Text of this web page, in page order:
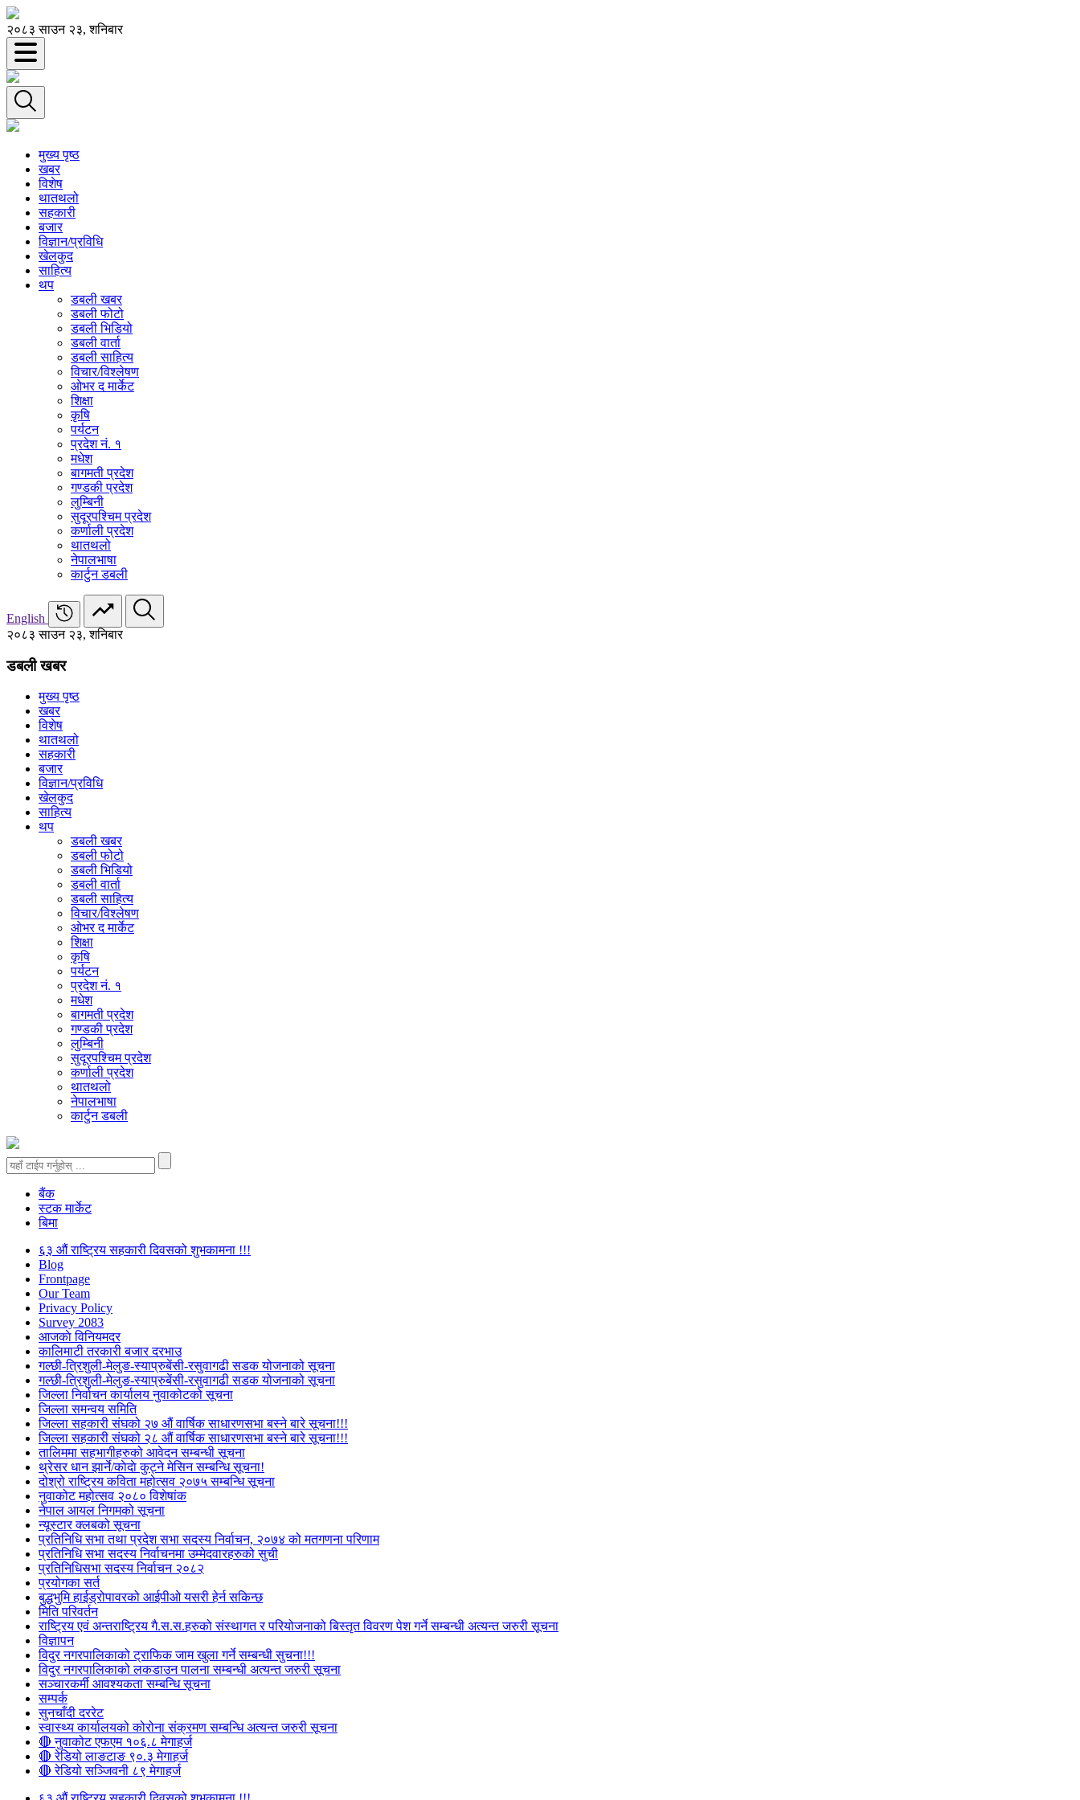
२०८३ साउन २३, शनिबार
मुख्य पृष्ठ
खबर
विशेष
थातथलो
सहकारी
बजार
विज्ञान/प्रविधि
खेलकुद
साहित्य
थप
डबली खबर
डबली फोटो
डबली भिडियो
डबली वार्ता
डबली साहित्य
विचार/विश्‍लेषण
ओभर द मार्केट
शिक्षा
कृषि
पर्यटन
प्रदेश नं. १
मधेश
बागमती प्रदेश
गण्डकी प्रदेश
लुम्बिनी
सुदूरपश्चिम प्रदेश
कर्णाली प्रदेश
थातथलो
नेपालभाषा
कार्टुन डबली
English
२०८३ साउन २३, शनिबार
डबली खबर
मुख्य पृष्ठ
खबर
विशेष
थातथलो
सहकारी
बजार
विज्ञान/प्रविधि
खेलकुद
साहित्य
थप
डबली खबर
डबली फोटो
डबली भिडियो
डबली वार्ता
डबली साहित्य
विचार/विश्‍लेषण
ओभर द मार्केट
शिक्षा
कृषि
पर्यटन
प्रदेश नं. १
मधेश
बागमती प्रदेश
गण्डकी प्रदेश
लुम्बिनी
सुदूरपश्चिम प्रदेश
कर्णाली प्रदेश
थातथलो
नेपालभाषा
कार्टुन डबली
बैंक
स्टक मार्केट
बिमा
६३ औं राष्ट्रिय सहकारी दिवसको शुभकामना !!!
Blog
Frontpage
Our Team
Privacy Policy
Survey 2083
आजकाे विनियमदर
कालिमाटी तरकारी बजार दरभाउ
गल्छी-त्रिशुली-मेलुङ-स्याप्रुबेंसी-रसुवागढी सडक योजनाको सूचना
गल्छी-त्रिशुली-मेलुङ-स्याप्रुबेंसी-रसुवागढी सडक योजनाको सूचना
जिल्ला निर्वाचन कार्यालय नुवाकोटको सूचना
जिल्ला समन्वय समिति
जिल्ला सहकारी संघको २७ औं वार्षिक साधारणसभा बस्ने बारे सूचना!!!
जिल्ला सहकारी संघको २८ औं वार्षिक साधारणसभा बस्ने बारे सूचना!!!
तालिममा सहभागीहरुको आवेदन सम्बन्धी सूचना
थ्रेसर धान झार्ने/काेदाे कुट्ने मेसिन सम्बन्धि सूचना!
दोश्रो राष्ट्रिय कविता महोत्सव २०७५ सम्बन्धि सूचना
नुवाकोट महोत्सव २०८० विशेषांक
नेपाल आयल निगमको सूचना
न्यूस्टार क्लबको सूचना
प्रतिनिधि सभा तथा प्रदेश सभा सदस्य निर्वाचन, २०७४ को मतगणना परिणाम
प्रतिनिधि सभा सदस्य निर्वाचनमा उम्मेदवारहरुको सुची
प्रतिनिधिसभा सदस्य निर्वाचन २०८२
प्रयोगका सर्त
बुद्धभुमि हाईड्रोपावरको आईपीओ यसरी हेर्न सकिन्छ
मिति परिवर्तन
राष्ट्रिय एवं अन्तराष्ट्रिय गै.स.स.हरुको संस्थागत र परियोजनाको बिस्तृत विवरण पेश गर्ने सम्बन्धी अत्यन्त जरुरी सूचना
विज्ञापन
विदुर नगरपालिकाको ट्राफिक जाम खुला गर्ने सम्बन्धी सुचना!!!
विदुर नगरपालिकाको लकडाउन पालना सम्बन्धी अत्यन्त जरुरी सूचना
सञ्चारकर्मी आवश्यकता सम्बन्धि सूचना
सम्पर्क
सुनचाँदी दररेट
स्वास्थ्य कार्यालयको कोरोना संक्रमण सम्बन्धि अत्यन्त जरुरी सूचना
🔴 नुवाकोट एफएम १०६.८ मेगाहर्ज
🔴 रेडियो लाङटाङ ९०.३ मेगाहर्ज
🔴 रेडियो सञ्जिवनी ८९ मेगाहर्ज